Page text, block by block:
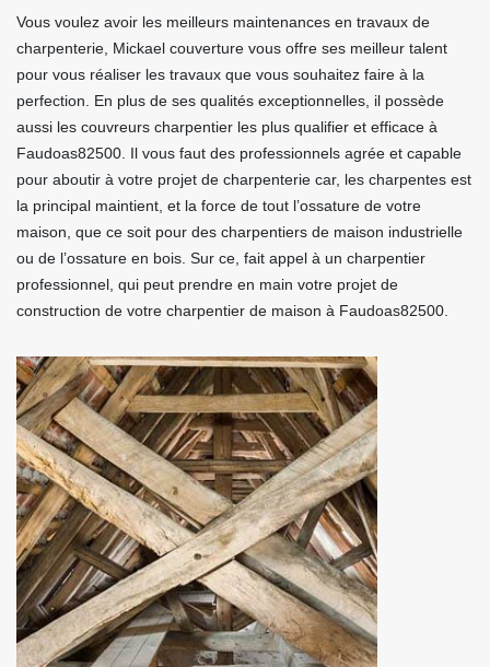
Vous voulez avoir les meilleurs maintenances en travaux de
charpenterie, Mickael couverture vous offre ses meilleur talent
pour vous réaliser les travaux que vous souhaitez faire à la
perfection. En plus de ses qualités exceptionnelles, il possède
aussi les couvreurs charpentier les plus qualifier et efficace à
Faudoas82500. Il vous faut des professionnels agrée et capable
pour aboutir à votre projet de charpenterie car, les charpentes est
la principal maintient, et la force de tout l’ossature de votre
maison, que ce soit pour des charpentiers de maison industrielle
ou de l’ossature en bois. Sur ce, fait appel à un charpentier
professionnel, qui peut prendre en main votre projet de
construction de votre charpentier de maison à Faudoas82500.